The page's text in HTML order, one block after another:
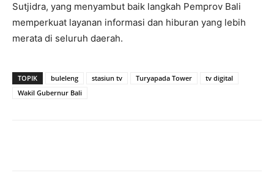
Sutjidra, yang menyambut baik langkah Pemprov Bali
memperkuat layanan informasi dan hiburan yang lebih
merata di seluruh daerah.
TOPIK buleleng stasiun tv Turyapada Tower
tv digital
Wakil Gubernur Bali